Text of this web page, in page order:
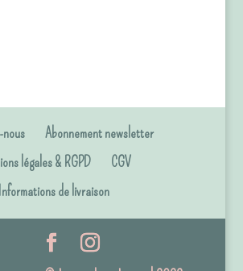
Abonnement newsletter
légales & RGPD
CGV
Informations de livraison